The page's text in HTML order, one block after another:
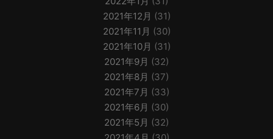
2021年12月 (31)
2021年11月 (30)
2021年10月 (31)
2021年9月 (32)
2021年8月 (37)
2021年7月 (33)
2021年6月 (30)
2021年5月 (32)